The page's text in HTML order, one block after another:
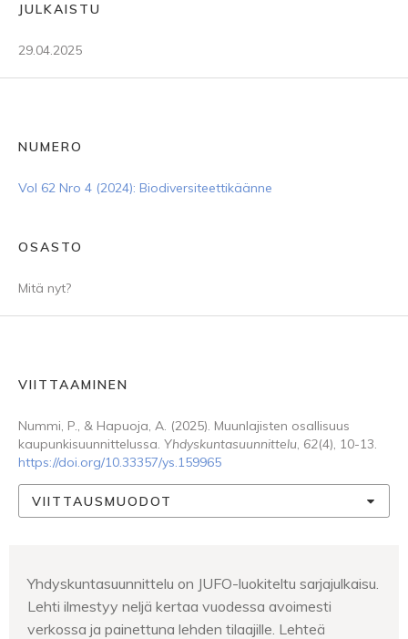
JULKAISTU
29.04.2025
NUMERO
Vol 62 Nro 4 (2024): Biodiversiteettikäänne
OSASTO
Mitä nyt?
VIITTAAMINEN
Nummi, P., & Hapuoja, A. (2025). Muunlajisten osallisuus
kaupunkisuunnittelussa. Yhdyskuntasuunnittelu, 62(4), 10-13.
https://doi.org/10.33357/ys.159965
VIITTAUSMUODOT
Yhdyskuntasuunnittelu on JUFO-luokiteltu sarjajulkaisu.
Lehti ilmestyy neljä kertaa vuodessa avoimesti
verkossa ja painettuna lehden tilaajille. Lehteä